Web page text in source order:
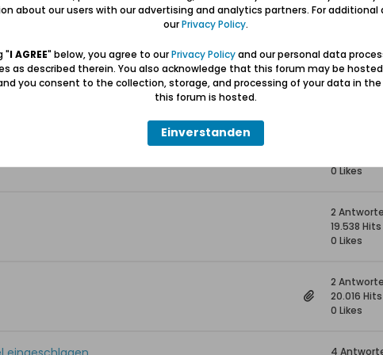
9
25.758
Händen der Gemeinde
3
18.393 Hits
0 Likes
2
19.538 Hits
0 Likes
2
20.016 Hits
0 Likes
4
about our users with our advertising and analytics partners. For additional
ourPrivacy Policy.
"I AGREE" below, you agree to ourPrivacy Policyand our personal data
as described therein. You also acknowledge that this forum may be
you consent to the collection, storage, and processing of your data in
this forum is hosted.
Einverstanden